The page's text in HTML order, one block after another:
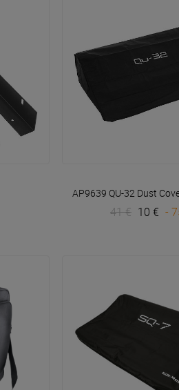
VOIR EN
AP9639 QU-32 Dust
41 € 10 € -